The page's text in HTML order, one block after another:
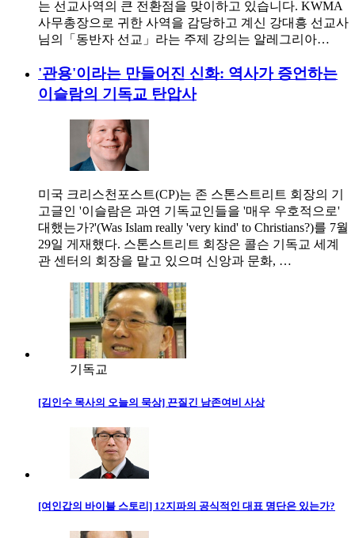
는 선교사역의 큰 전환점을 맞이하고 있습니다. KWMA
사무총장으로 귀한 사역을 감당하고 계신 강대흥 선교사
님의「동반자 선교」라는 주제 강의는 알레그리아…
'관용'이라는 만들어진 신화: 역사가 증언하는
이슬람의 기독교 탄압사
미국 크리스천포스트(CP)는 존 스톤스트리트 회장의 기
고글인 '이슬람은 과연 기독교인들을 '매우 우호적으로'
대했는가?'(Was Islam really 'very kind' to Christians?)를 7월
29일 게재했다. 스톤스트리트 회장은 콜슨 기독교 세계
관 센터의 회장을 맡고 있으며 신앙과 문화, …
기독교
[김인수 목사의 오늘의 묵상] 끈질긴 남존여비 사상
[여인갑의 바이블 스토리] 12지파의 공식적인 대표 명단은 있는가?